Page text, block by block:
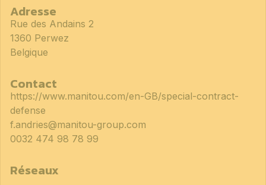
Adresse
Rue des Andains 2
1360 Perwez
Belgique
Contact
https://www.manitou.com/en-GB/special-contract-
defense
f.andries@manitou-group.com
0032 474 98 78 99
Réseaux